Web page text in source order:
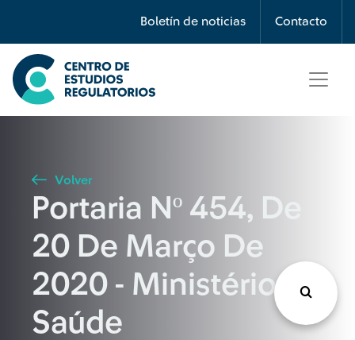
Boletín de noticias Contacto
Búsqueda
Seleccione país
Buscar
Volver
Portaria Nº 454, De
20 De Março De
2020 - Ministério da
Saúde